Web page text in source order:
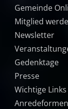
Gemeinde
Mitglied
Newsletter
Gedenktage
Presse
Wichtige Links
Anredeformen